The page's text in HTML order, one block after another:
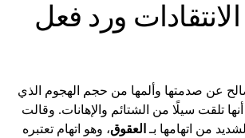
ورد فعل
عن صدمتها وألمها من حجم الهجوم الذي
تلقت سيلًا من الشتائم والإهانات. وقالت
من اتهامها بـ العقوق، وهو اتهام تعتبره